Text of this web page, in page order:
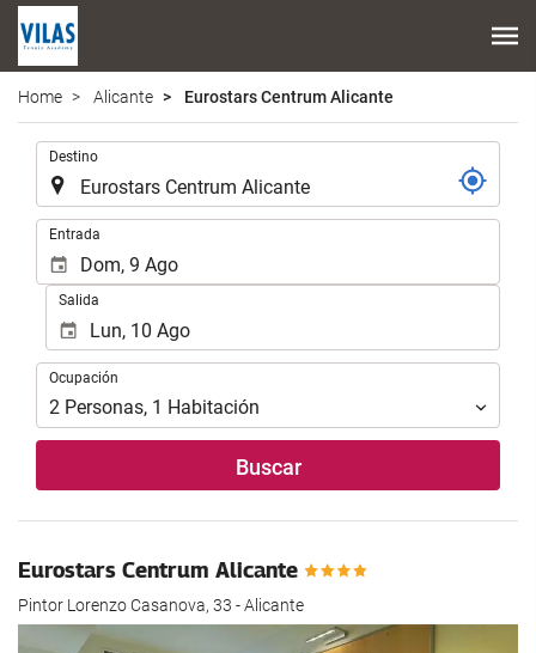
Home Alicante Eurostars Centrum Alicante
Introduzca
lugar
de
destino
en
que
realizar
búsqueda
de
Destino
Introduzca
las
fechas
inicio
fin
para
realizar
Entrada
Salida
Ocupación
Ocupación
2 Personas, 1 Habitación
Buscar
Eurostars Centrum Alicante
Pintor Lorenzo Casanova, 33 - Alicante